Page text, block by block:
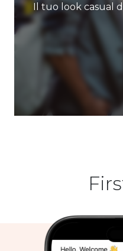
Il tuo look casual